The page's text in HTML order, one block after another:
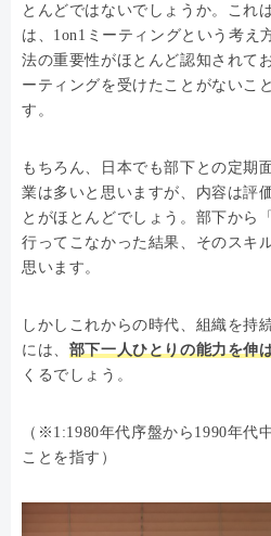
とんどではないでしょうか。これ
は、1on1ミーティングという考え
法の重要性がほとんど認知されて
ーティングを受けたことがないこ
す。
もちろん、日本でも部下との定期
業は多いと思いますが、内容は評
とがほとんどでしょう。部下から
行ってこなかった結果、そのスキ
思います。
しかしこれからの時代、組織を持
には、 部下一人ひとりの能力を伸
くるでしょう。
（※1:1980年代序盤から1990年代
ことを指す）